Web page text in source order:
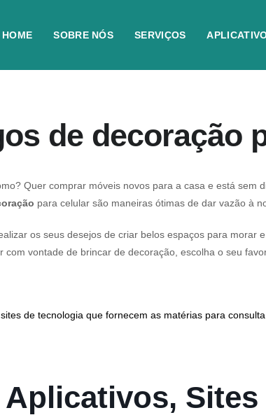
HOME SOBRE NÓS SERVIÇOS
de decoração
Quer comprar móveis novos para a casa e está
para celular são maneiras ótimas de dar vazão à
os seus desejos de criar belos espaços para morar
vontade de brincar de decoração, escolha o seu
de tecnologia que fornecem as matérias para consulta
Aplicativos,